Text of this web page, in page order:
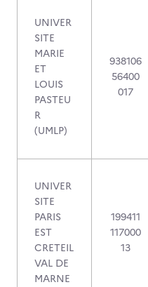
UNIVER
SITE
MARIE
ET
LOUIS
PASTEU
R
(UMLP)
938106
56400
017
UNIVER
SITE
PARIS
EST
CRETEIL
VAL DE
MARNE
199411
117000
13